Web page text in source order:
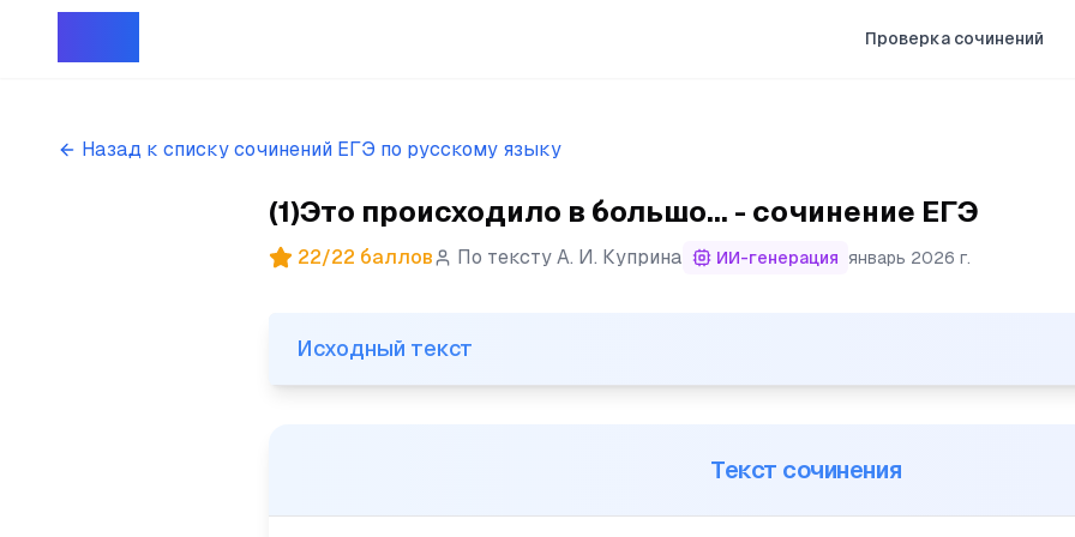
Проверка сочинений
Назад к списку сочинений ЕГЭ по русскому языку
(1)Это происходило в большо... - сочинение ЕГЭ
22/22 баллов По тексту А. И. Куприна ИИ-генерация январь 2026 г.
(1)Это происходило в большой оранжерее, принадлежавшей очень странному
Исходный текст
Текст сочинения